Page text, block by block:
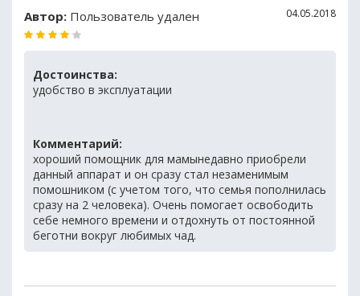
Автор: Пользователь удален 04.05.2018
Достоинства:
удобство в эксплуатации
Комментарий:
хороший помощник для мамынедавно приобрели
данный аппарат и он сразу стал незаменимым
помошником (с учетом того, что семья пополнилась
сразу на 2 человека). Очень помогает освободить
себе немного времени и отдохнуть от постоянной
беготни вокруг любимых чад.